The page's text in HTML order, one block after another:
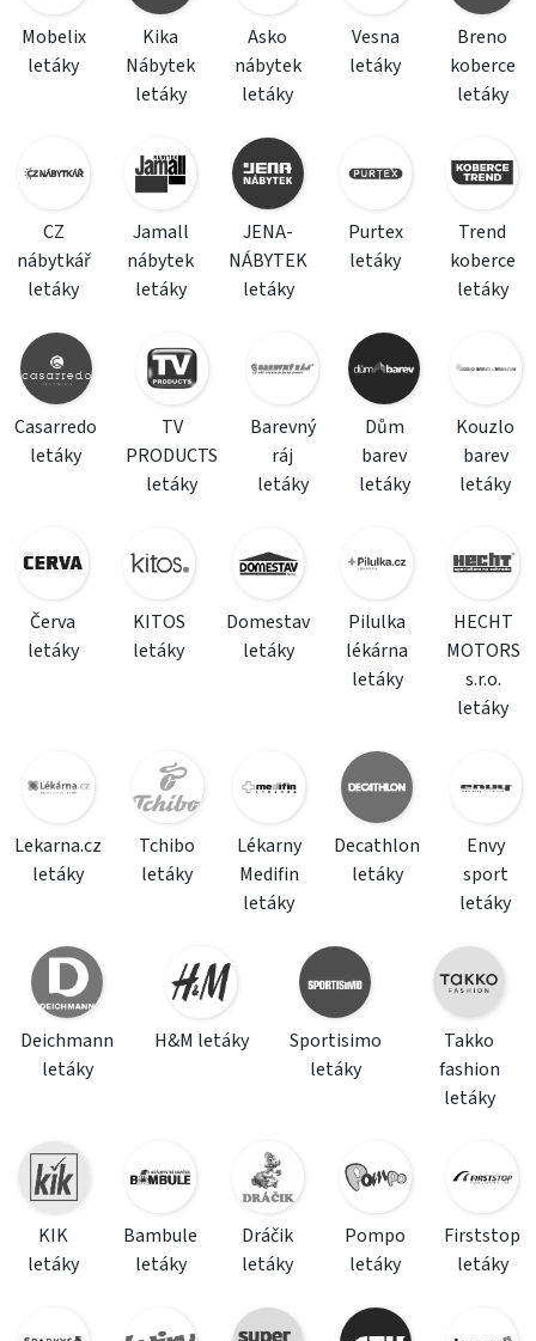
Mobelix
letáky
Kika
Nábytek
letáky
Asko
nábytek
letáky
Vesna
letáky
Breno
koberce
letáky
CZ
nábytkář
letáky
Jamall
nábytek
letáky
JENA-
NÁBYTEK
letáky
Purtex
letáky
Trend
koberce
letáky
Casarredo
letáky
TV
PRODUCTS
letáky
Barevný
ráj
letáky
Dům
barev
letáky
Kouzlo
barev
letáky
Červa
letáky
KITOS
letáky
Domestav
letáky
Pilulka
lékárna
letáky
HECHT
MOTORS
s.r.o.
letáky
Lekarna.cz
letáky
Tchibo
letáky
Lékarny
Medifin
letáky
Decathlon
letáky
Envy
sport
letáky
Deichmann
letáky
H&M letáky
Sportisimo
letáky
Takko
fashion
letáky
KIK
letáky
Bambule
letáky
Dráčik
letáky
Pompo
letáky
Firststop
letáky